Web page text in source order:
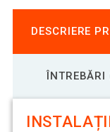
DESCRIERE
ÎNTREBĂRI